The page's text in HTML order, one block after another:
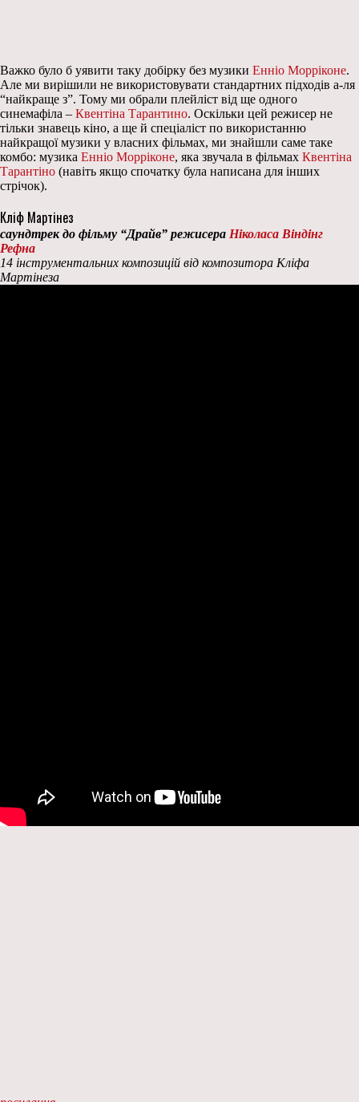
Важко було б уявити таку добірку без музики Енніо Морріконе.
Але ми вирішили не використовувати стандартних підходів а-ля
“найкраще з”. Тому ми обрали плейліст від ще одного
синемафіла – Квентіна Тарантино. Оскільки цей режисер не
тільки знавець кіно, а ще й спеціаліст по використанню
найкращої музики у власних фільмах, ми знайшли саме таке
комбо: музика Енніо Морріконе, яка звучала в фільмах Квентіна
Тарантіно (навіть якщо спочатку була написана для інших
стрічок).
Кліф Мартінез
саундтрек до фільму “Драйв” режисера Ніколаса Віндінг
Рефна
14 інструментальних композицій від композитора Кліфа
Мартінеза